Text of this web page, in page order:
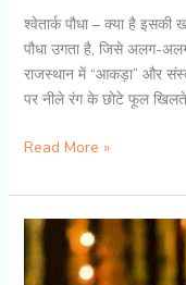
साधना
का
मार्ग
श्वेतार्क पौधा – क्या है
पौधा उगता है, जिसे अलग-
राजस्थान में “आकड़ा” और
पर नीले रंग के छोटे फूल खिलते
श्वेतार्क
:
दुर्लभ
और
धन-
Read More »